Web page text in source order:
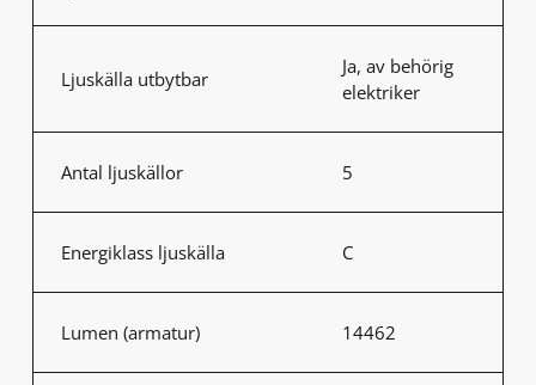
Ljuskälla utbytbar
Ja, av behörig
elektriker
Antal ljuskällor 5
Energiklass ljuskälla C
Lumen (armatur) 14462